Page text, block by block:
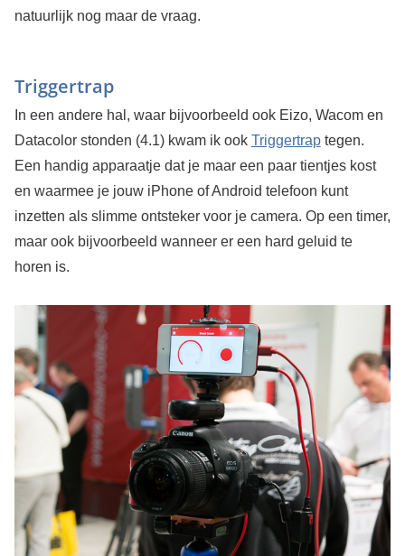
natuurlijk nog maar de vraag.
Triggertrap
In een andere hal, waar bijvoorbeeld ook Eizo, Wacom en
Datacolor stonden (4.1) kwam ik ook Triggertraptegen.
Een handig apparaatje dat je maar een paar tientjes kost
en waarmee je jouw iPhone of Android telefoon kunt
inzetten als slimme ontsteker voor je camera. Op een timer,
maar ook bijvoorbeeld wanneer er een hard geluid te
horen is.